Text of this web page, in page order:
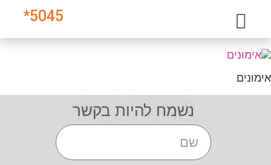
5045
*
אימונים
נשמח להיות בקשר